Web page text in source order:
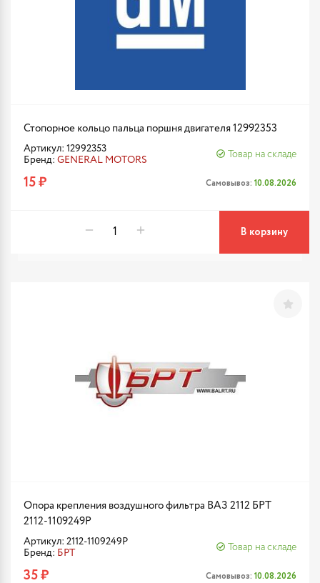
Стопорное кольцо пальца поршня двигателя 12992353
Артикул: 12992353
Бренд: GENERAL MOTORS
Товар на складе
15 ₽ Самовывоз: 10.08.2026
В корзину
Опора крепления воздушного фильтра ВАЗ 2112 БРТ
2112-1109249Р
Артикул: 2112-1109249Р
Бренд: БРТ
Товар на складе
35 ₽ Самовывоз: 10.08.2026